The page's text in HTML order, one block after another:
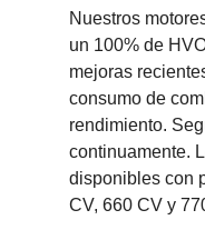
Nuestros
un 100% de
mejoras
consumo de
rendimiento.
continuamente.
disponibles con
CV, 660 CV y